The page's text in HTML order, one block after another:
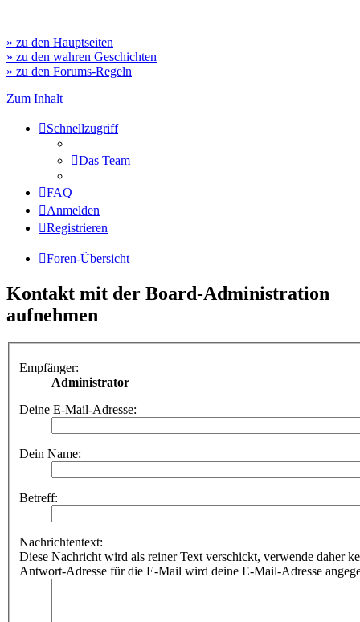
» zu den Hauptseiten
» zu den wahren Geschichten
» zu den Forums-Regeln
Zum Inhalt
Schnellzugriff
Das Team
FAQ
Anmelden
Registrieren
Foren-Übersicht
Kontakt mit der Board-Administration
aufnehmen
Empfänger:
Administrator
Deine E-Mail-Adresse:
Dein Name:
Betreff:
Nachrichtentext:
Diese Nachricht wird als reiner Text verschickt, verwende daher
Antwort-Adresse für die E-Mail wird deine E-Mail-Adresse